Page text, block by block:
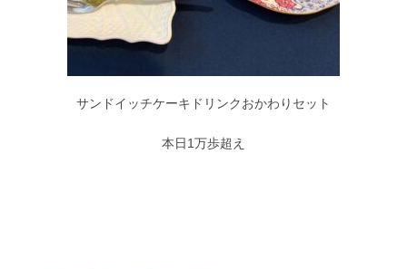
サンドイッチケーキドリンクおかわりセット
本日1万歩超え